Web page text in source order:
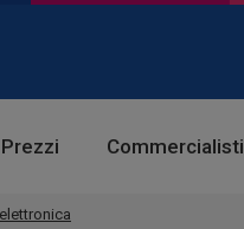
Commercialisti